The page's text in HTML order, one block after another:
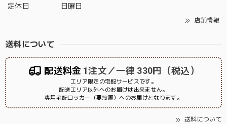
定休日
日曜日
店舗情報
送料について
配送料金 1注文／一律 330円（税込）
エリア限定の宅配サービスです。
配送エリア以外へのお届けは出来ません。
専用宅配ロッカー（要設置）へのお届けとなります。
送料について